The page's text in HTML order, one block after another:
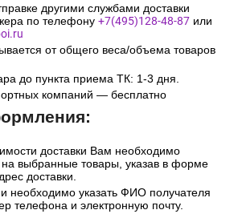
другими службами доставки
по телефону +7(495)128-48-87 или
от общего веса/объема товаров
до пункта приема ТК: 1-3 дня.
компаний — бесплатно
доставки Вам необходимо
выбранные товары, указав в форме
доставки.
необходимо указать ФИО получателя
телефона и электронную почту.